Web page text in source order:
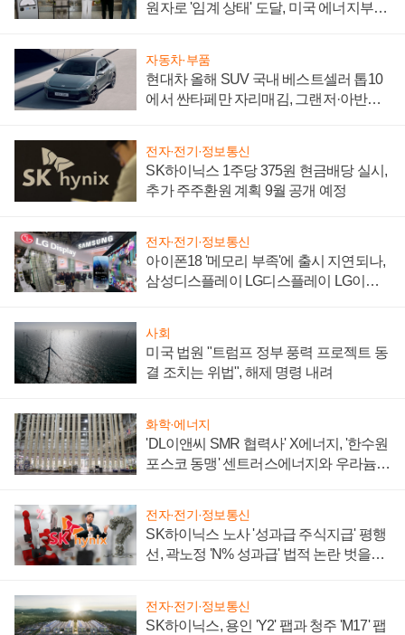
원자로 '임계 상태' 도달, 미국 에너지부
자동차·부품
현대차 올해 SUV 국내 베스트셀러 톱10
에서 싼타페만 자리매김, 그랜저·아반떼
전자·전기·정보통신
SK하이닉스 1주당 375원 현금배당 실시,
추가 주주환원 계획 9월 공개 예정
전자·전기·정보통신
아이폰18 '메모리 부족'에 출시 지연되나,
삼성디스플레이 LG디스플레이 LG이노
사회
미국 법원 "트럼프 정부 풍력 프로젝트 동
결 조치는 위법", 해제 명령 내려
화학·에너지
'DL이앤씨 SMR 협력사' X에너지, '한수원
포스코 동맹' 센트러스에너지와 우라늄
전자·전기·정보통신
SK하이닉스 노사 '성과급 주식지급' 평행
선, 곽노정 'N% 성과급' 법적 논란 벗을지
전자·전기·정보통신
SK하이닉스, 용인 'Y2' 팹과 청주 'M17' 팹